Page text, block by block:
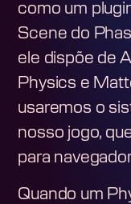
como um
Scene do
ele dispõe de
Physics e
usaremos o
nosso jogo,
para
Quando um